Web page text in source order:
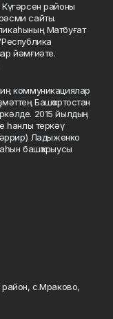
районы
сайты.
Матбуғат
йәмғиәте.
коммуникациялар
Башҡортостан
2015 йылдың
һанлы теркәү
Ладыженко
башҡарыусы
район, с.Мраково,